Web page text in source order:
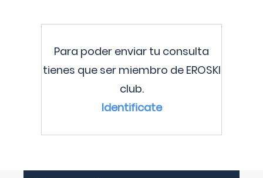
Para poder enviar tu consulta
tienes que ser miembro de EROSKI
club.
Identificate